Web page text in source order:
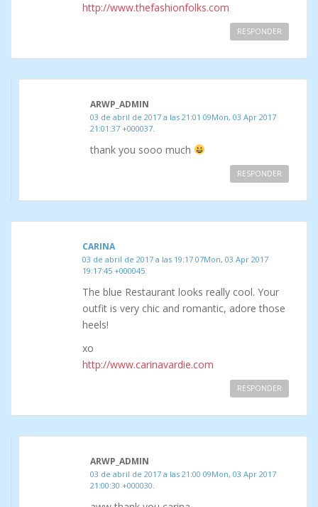
http://www.thefashionfolks.com
RESPONDER
ARWP_ADMIN
03 de abril de 2017 a las 21:01 09Mon, 03 Apr 2017
21:01:37 +000037.
thank you sooo much
RESPONDER
CARINA
03 de abril de 2017 a las 19:17 07Mon, 03 Apr 2017
19:17:45 +000045.
The blue Restaurant looks really cool. Your
outfit is very chic and romantic, adore those
heels!
xo
http://www.carinavardie.com
RESPONDER
ARWP_ADMIN
03 de abril de 2017 a las 21:00 09Mon, 03 Apr 2017
21:00:30 +000030.